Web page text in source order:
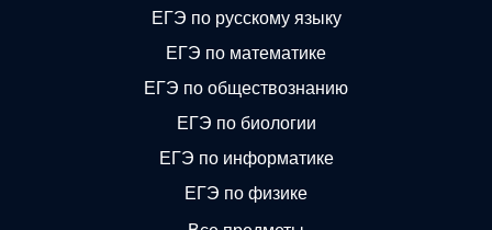
ЕГЭ по русскому языку
ЕГЭ по математике
ЕГЭ по обществознанию
ЕГЭ по биологии
ЕГЭ по информатике
ЕГЭ по физике